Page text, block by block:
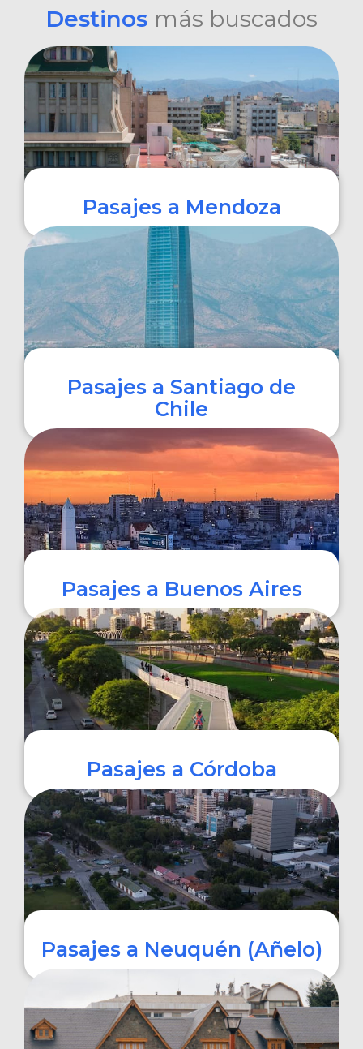
Destinos más buscados
Pasajes a Mendoza
COMPRAR
Pasajes a Santiago de
Chile
Pasajes a Buenos Aires
COMPRAR
Pasajes a Córdoba
COMPRAR
Pasajes a Neuquén (Añelo)
COMPRAR